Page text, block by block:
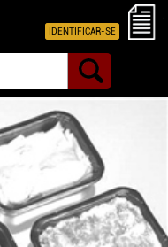
IDENTIFICAR-SE